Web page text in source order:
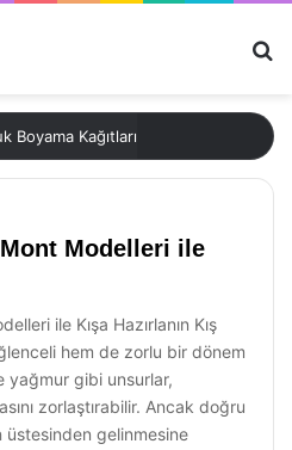
Boyama Kağıtları
Modelleri ile
ile Kışa Hazırlanın Kış
hem de zorlu bir dönem
yağmur gibi unsurlar,
zorlaştırabilir. Ancak doğru
üstesinden gelinmesine